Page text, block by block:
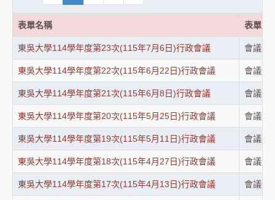
表單名稱 表單用
東吳大學114學年度第23次(115年7月6日)行政會議 會議紀
東吳大學114學年度第22次(115年6月22日)行政會議 會議紀
東吳大學114學年度第21次(115年6月8日)行政會議 會議紀
東吳大學114學年度第20次(115年5月25日)行政會議 會議紀
東吳大學114學年度第19次(115年5月11日)行政會議 會議紀
東吳大學114學年度第18次(115年4月27日)行政會議 會議紀
東吳大學114學年度第17次(115年4月13日)行政會議 會議紀